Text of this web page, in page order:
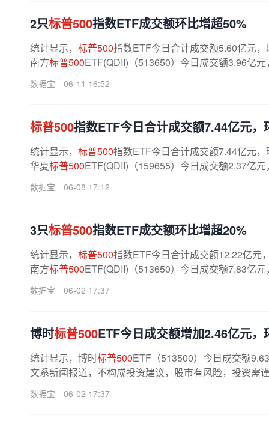
2只标普500指数ETF成交额环比增超50%
统计显示， 标普500指数ETF今日合计成交额5.60亿元
南方标普500ETF(QDII)（513650）今日成交额3.96亿
数据宝 06-11 16:52
标普500指数ETF今日合计成交额7.44亿元，
统计显示， 标普500指数ETF今日合计成交额7.44亿元
华夏标普500ETF(QDII)（159655）今日成交额2.37亿
数据宝 06-08 17:12
3只标普500指数ETF成交额环比增超20%
统计显示， 标普500指数ETF今日合计成交额12.22亿元
南方标普500ETF(QDII)（513650）今日成交额7.83亿
数据宝 06-02 17:37
博时标普500ETF今日成交额增加2.46亿元
统计显示，博时标普500ETF（513500）今日成交额
文系新闻报道，不构成投资建议，股市有风险，投资需
数据宝 06-02 17:37